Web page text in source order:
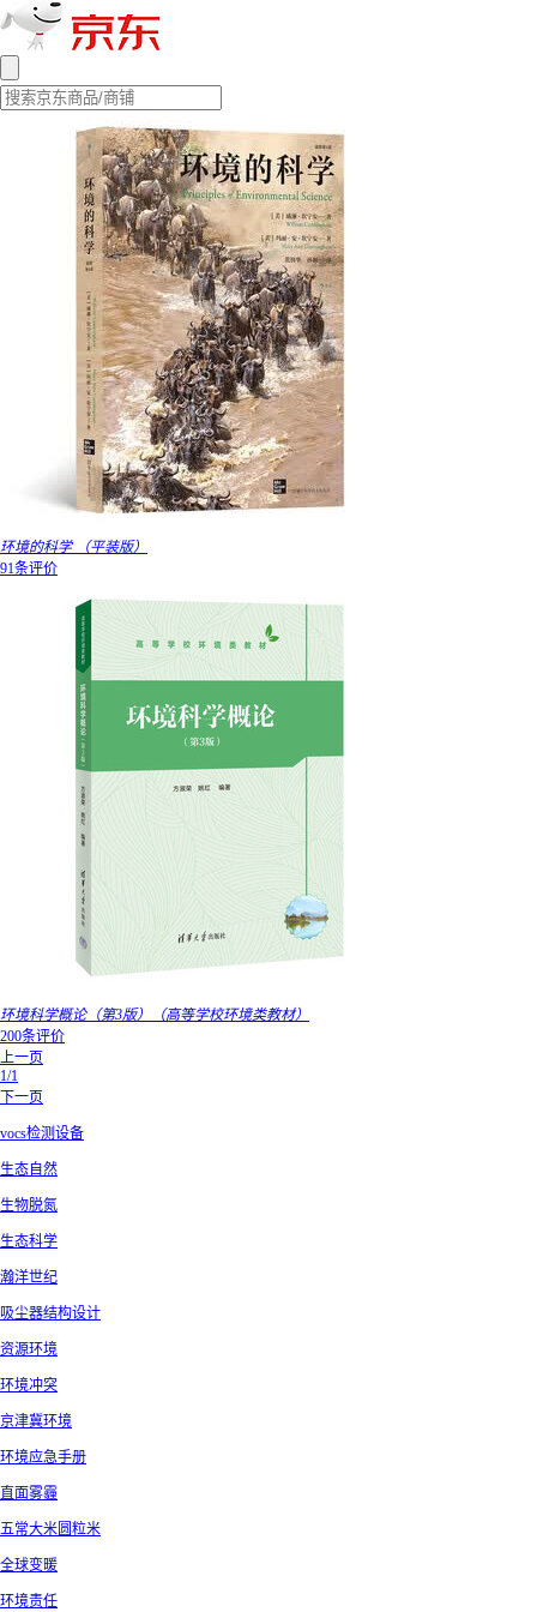
环境的科学 （平装版）
91条评价
环境科学概论（第3版）（高等学校环境类教材）
200条评价
上一页
1/1
下一页
vocs检测设备
生态自然
生物脱氮
生态科学
瀚洋世纪
吸尘器结构设计
资源环境
环境冲突
京津冀环境
环境应急手册
直面雾霾
五常大米圆粒米
全球变暖
环境责任